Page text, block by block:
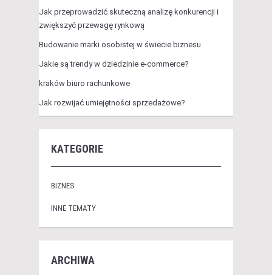
Jak przeprowadzić skuteczną analizę konkurencji i
zwiększyć przewagę rynkową
Budowanie marki osobistej w świecie biznesu
Jakie są trendy w dziedzinie e-commerce?
kraków biuro rachunkowe
Jak rozwijać umiejętności sprzedażowe?
KATEGORIE
BIZNES
INNE TEMATY
ARCHIWA